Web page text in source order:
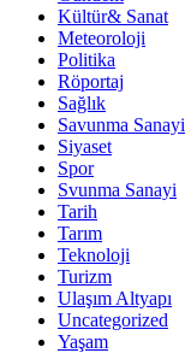
Kültür& Sanat
Meteoroloji
Politika
Röportaj
Sağlık
Savunma Sanayi
Siyaset
Spor
Svunma Sanayi
Tarih
Tarım
Teknoloji
Turizm
Ulaşım Altyapı
Uncategorized
Yaşam